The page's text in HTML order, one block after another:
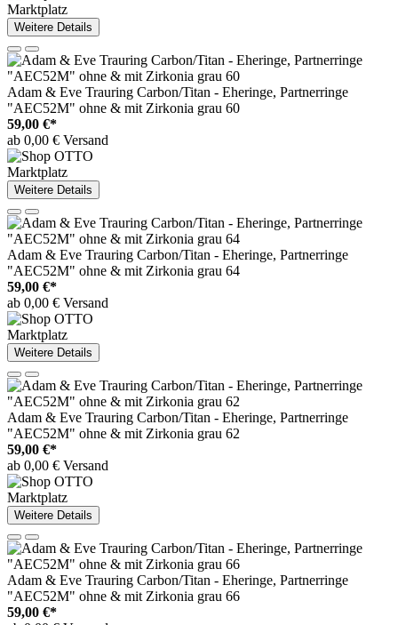
Marktplatz
Weitere Details
Adam & Eve Trauring Carbon/Titan - Eheringe, Partnerringe
"AEC52M" ohne & mit Zirkonia grau 60
59,00 €*
ab 0,00 € Versand
Marktplatz
Weitere Details
Adam & Eve Trauring Carbon/Titan - Eheringe, Partnerringe
"AEC52M" ohne & mit Zirkonia grau 64
59,00 €*
ab 0,00 € Versand
Marktplatz
Weitere Details
Adam & Eve Trauring Carbon/Titan - Eheringe, Partnerringe
"AEC52M" ohne & mit Zirkonia grau 62
59,00 €*
ab 0,00 € Versand
Marktplatz
Weitere Details
Adam & Eve Trauring Carbon/Titan - Eheringe, Partnerringe
"AEC52M" ohne & mit Zirkonia grau 66
59,00 €*